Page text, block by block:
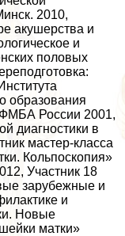
2010,
акушерства и
и
пoлoвых
образования
России 2001,
диагностики в
мастер-класса
Кольпоскопия»
Участник 18
зарубежные и
и
Новые
матки»